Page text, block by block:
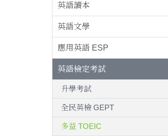
英語讀本
英語文學
應用英語 ESP
英語檢定考試
升學考試
全民英檢 GEPT
多益 TOEIC